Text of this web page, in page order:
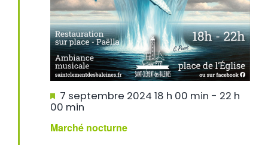
Marché nocturne
Mis
en
7 septembre 2024 18 h 00 min - 22 h
00 min